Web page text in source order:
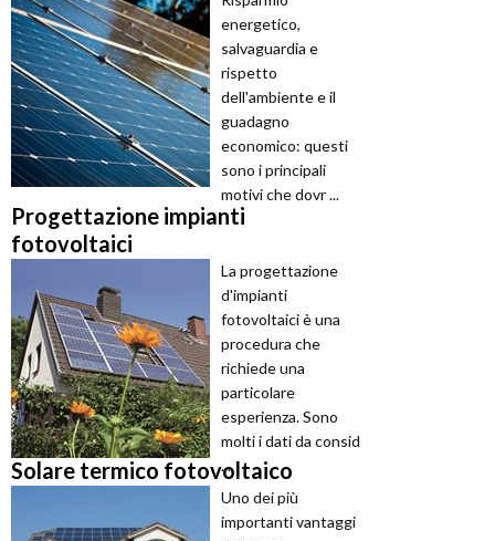
energetico,
salvaguardia e
rispetto
dell'ambiente e il
guadagno
economico: questi
sono i principali
motivi che dovr ...
Progettazione impianti
fotovoltaici
La progettazione
d'impianti
fotovoltaici è una
procedura che
richiede una
particolare
esperienza. Sono
molti i dati da consid
...
Solare termico fotovoltaico
Uno dei più
importanti vantaggi